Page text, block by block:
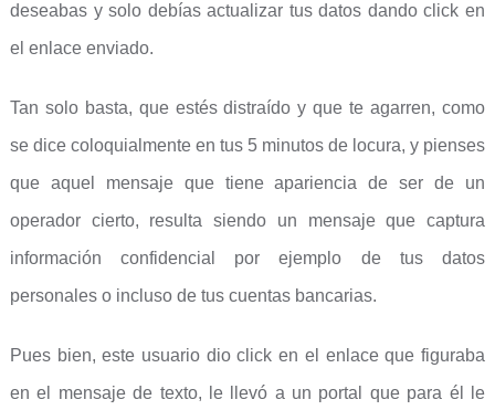
deseabas y solo debías actualizar tus datos dando click en
el enlace enviado.
Tan solo basta, que estés distraído y que te agarren, como
se dice coloquialmente en tus 5 minutos de locura, y pienses
que aquel mensaje que tiene apariencia de ser de un
operador cierto, resulta siendo un mensaje que captura
información confidencial por ejemplo de tus datos
personales o incluso de tus cuentas bancarias.
Pues bien, este usuario dio click en el enlace que figuraba
en el mensaje de texto, le llevó a un portal que para él le